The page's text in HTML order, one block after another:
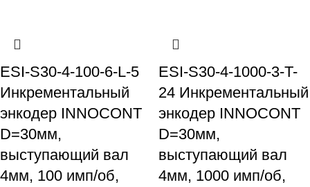
ESI-S30-4-100-6-L-5
Инкрементальный
энкодер INNOCONT
D=30мм,
выступающий вал
4мм, 100 имп/об,
ESI-S30-4-1000-3-T-
24 Инкрементальный
энкодер INNOCONT
D=30мм,
выступающий вал
4мм, 1000 имп/об,